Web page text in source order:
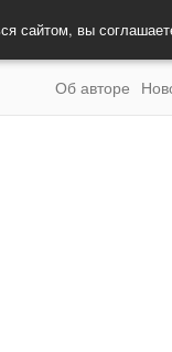
сайтом, вы
Об авторе